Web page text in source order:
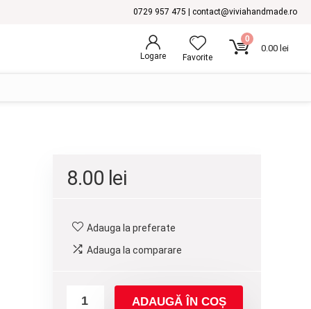
0729 957 475 | contact@viviahandmade.ro
Logare Favorite
0
0.00 lei
8.00 lei
Adauga la preferate
Adauga la comparare
ADAUGĂ ÎN COȘ